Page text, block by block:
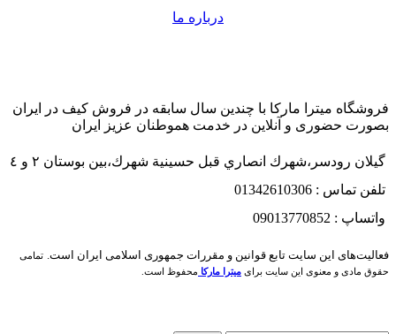
درباره ما
فروشگاه میترا مارکا با چندین سال سابقه در فروش کیف در ایران
بصورت حضوری و آنلاین در خدمت هموطنان عزیز ایران
گيلان رودسر،شهرك انصاري قبل حسينية شهرك،بين بوستان ٢ و ٤
تلفن تماس : 01342610306
واتساپ : 09013770852
فعاليت‌های اين سايت تابع قوانين و مقررات جمهوری اسلامی ايران است. تمامی
حقوق مادی و معنوی این سایت برای میترا مارکا محفوظ است.